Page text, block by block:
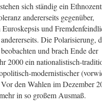
sich ständig ein
andererseits gegenüber,
und
Die Polarisierung,
und brach Ende der
2000 ein nationalistisch-
modernistischer
den Wahlen im Dezember
in so großem Ausmaß.